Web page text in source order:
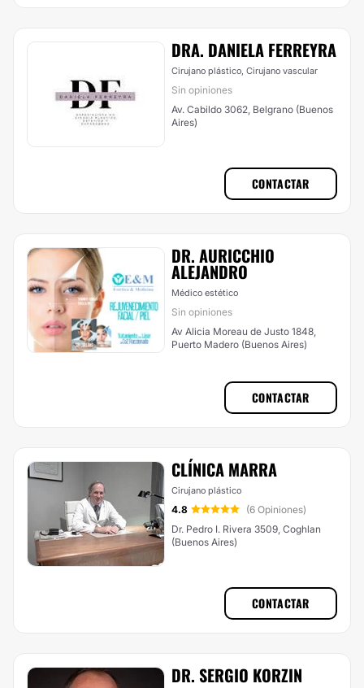
DRA. DANIELA FERREYRA
Cirujano plástico, Cirujano vascular
Sin opiniones
Av. Cabildo 3062, Belgrano (Buenos
Aires)
CONTACTAR
DR. AURICCHIO
ALEJANDRO
Médico estético
Sin opiniones
Av Alicia Moreau de Justo 1848,
Puerto Madero (Buenos Aires)
CONTACTAR
CLÍNICA MARRA
Cirujano plástico
4.8
(6 Opiniones)
Dr. Pedro I. Rivera 3509, Coghlan
(Buenos Aires)
CONTACTAR
DR. SERGIO KORZIN